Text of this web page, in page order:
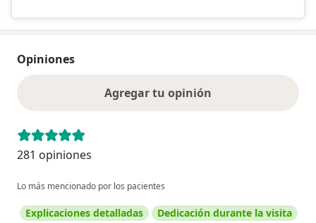
Opiniones
Agregar tu opinión
281 opiniones
Lo más mencionado por los pacientes
Explicaciones detalladas
Dedicación durante la visita